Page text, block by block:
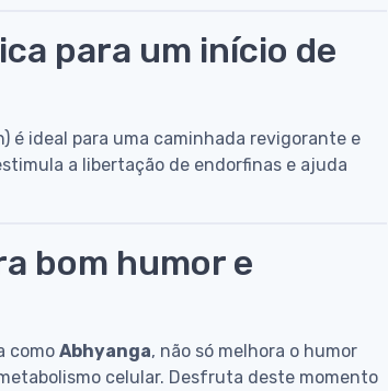
para um início de
é ideal para uma caminhada revigorante e
a libertação de endorfinas e ajuda
bom humor e
como Abhyanga, não só melhora o humor
celular. Desfruta deste momento